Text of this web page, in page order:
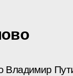
Владимир